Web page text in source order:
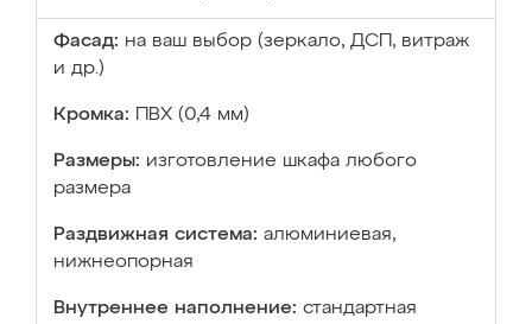
Фасад: на ваш выбор (зеркало, ДСП, витраж
и др.)
Кромка: ПВХ (0,4 мм)
Размеры: изготовление шкафа любого
размера
Раздвижная система: алюминиевая,
нижнеопорная
Внутреннее наполнение: стандартная